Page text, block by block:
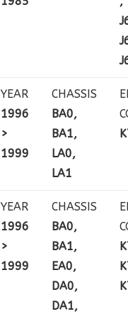
YEAR
1996
>
1999
CHASSIS
BA0,
BA1,
LA0,
LA1
YEAR
1996
>
1999
CHASSIS
BA0,
BA1,
EA0,
DA0,
DA1,